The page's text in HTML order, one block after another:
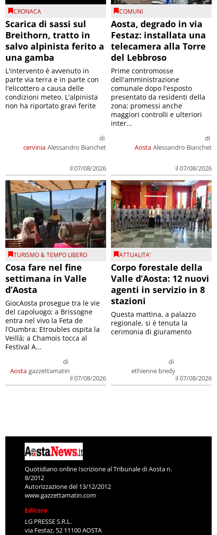
CRONACA
Scarica di sassi sul
Breithorn, tratto in
salvo alpinista ferito a
una gamba
cervinia
di
Alessandro Bianchet
il 07/08/2026
L'intervento è avvenuto in
parte via terra e in parte con
l'elicottero a causa delle
condizioni meteo. L'alpinista
non ha riportato gravi ferite
COMUNI
Aosta, degrado in via
Festaz: installata una
telecamera alla Torre
del Lebbroso
Aosta
di
Alessandro Bianchet
il 07/08/2026
Prime contromosse
dell'amministrazione
comunale dopo l'esposto
presentato da residenti della
zona; promessi anche
maggiori controlli e ulteriori
inter...
TURISMO & TEMPO LIBERO
Cosa fare nel fine
settimana in Valle
d’Aosta
Aosta
di
gazzettamatin
il 07/08/2026
GiocAosta prosegue tra le vie
del capoluogo; a Brissogne
entra nel vivo la Feta de
l’Oumbra; Etroubles ospita la
Veillà; a Chamois tocca al
Festival A...
ATTUALITA'
Corpo forestale della
Valle d’Aosta: 12 nuovi
agenti in servizio in 8
stazioni
di
ethienne bredy
il 07/08/2026
Questa mattina, a palazzo
regionale, si è tenuta la
cerimonia di giuramento
Quotidiano online Iscrizione al Tribunale di Aosta n.
8/2012
Autorizzazione del 13/12/2012
www.gazzettamatin.com
Editore
LG PRESSE S.R.L.
via Festaz, 52 11100 AOSTA